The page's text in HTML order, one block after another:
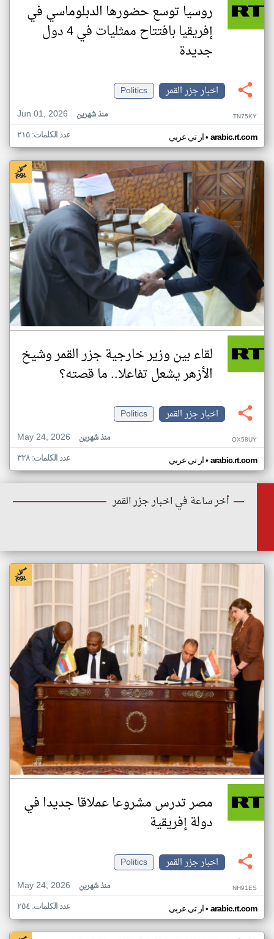
روسيا توسع حضورها الدبلوماسي في
إفريقيا بافتتاح ممثليات في 4 دول
جديدة
اخبار جزر القمر
Politics
Jun 01, 2026
منذ شهرين TN75KY
ار تي عربي• arabic.rt.com عدد الكلمات: ٢١٥
لقاء بين وزير خارجية جزر القمر وشيخ
الأزهر يشعل تفاعلا.. ما قصته؟
اخبار جزر القمر
Politics
May 24, 2026
منذ شهرين OX58UY
ار تي عربي• arabic.rt.com عدد الكلمات: ٣٢٨
أخر ساعة في اخبار جزر القمر
مصر تدرس مشروعا عملاقا جديدا في
دولة إفريقية
اخبار جزر القمر
Politics
May 24, 2026
منذ شهرين NH91ES
ار تي عربي• arabic.rt.com عدد الكلمات: ٢٥٤